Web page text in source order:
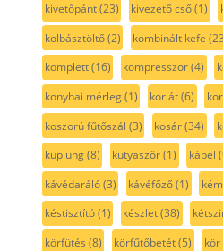
kivetőpánt(23) kivezető cső(1)
kolbásztöltő(2) kombinált kefe
komplett(16) kompresszor(4)
konyhai mérleg(1) korlát(6)
koszorú fűtőszál (3) kosár(34)
kuplung(8) kutyaszőr(1) kábel
kávédaráló(3) kávéfőző(1)
késtisztító(1) készlet(38)
körfütés (8) körfűtőbetét(5)